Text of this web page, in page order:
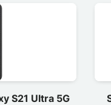
S21 Ultra 5G